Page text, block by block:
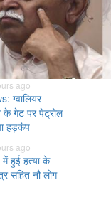
ago
ग्वालियर
के गेट पर पेट्रोल
हड़कंप
ago
हुई हत्या के
सहित नौ लोग